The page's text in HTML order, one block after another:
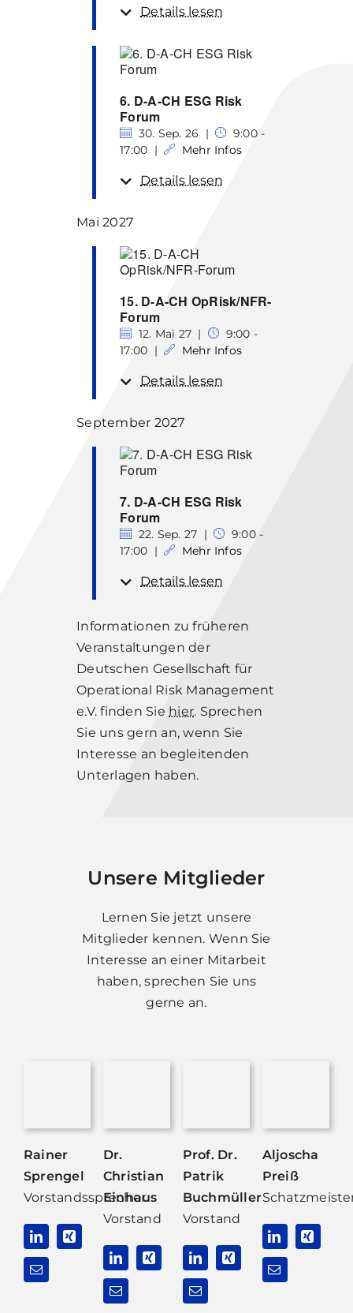
Details lesen
6. D-A-CH ESG Risk
Forum
30. Sep. 26 |
9:00 -
17:00 |
Mehr Infos
Details lesen
Mai 2027
15. D-A-CH OpRisk/NFR-
Forum
12. Mai 27 |
9:00 -
17:00 |
Mehr Infos
Details lesen
September 2027
7. D-A-CH ESG Risk
Forum
22. Sep. 27 |
9:00 -
17:00 |
Mehr Infos
Details lesen
Informationen zu früheren
Veranstaltungen der
Deutschen Gesellschaft für
Operational Risk Management
e.V. finden Sie hier. Sprechen
Sie uns gern an, wenn Sie
Interesse an begleitenden
Unterlagen haben.
Unsere Mitglieder
Lernen Sie jetzt unsere
Mitglieder kennen. Wenn Sie
Interesse an einer Mitarbeit
haben, sprechen Sie uns
gerne an.
Rainer
Sprengel
Vorstandssprecher
Dr.
Christian
Einhaus
Vorstand
Prof. Dr.
Patrik
Buchmüller
Vorstand
Aljoscha
Preiß